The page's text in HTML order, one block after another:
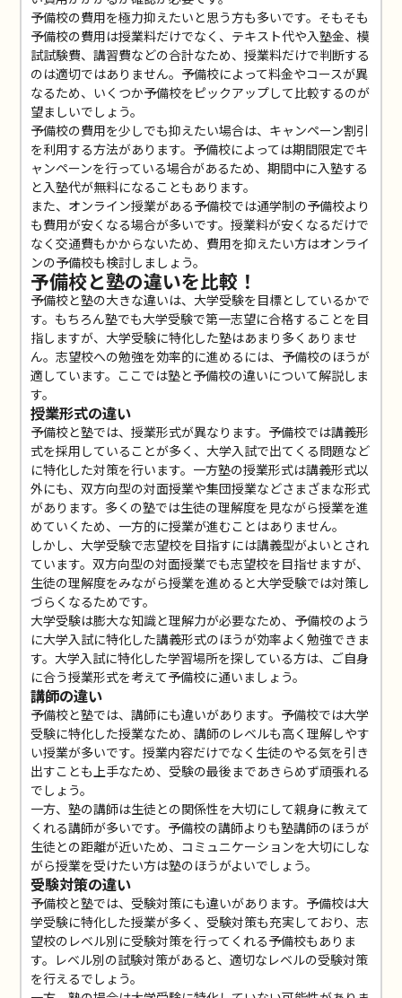
予備校の費用を極力抑えたいと思う方も多いです。そもそも
予備校の費用は授業料だけでなく、テキスト代や入塾金、模
試試験費、講習費などの合計なため、授業料だけで判断する
のは適切ではありません。予備校によって料金やコースが異
なるため、いくつか予備校をピックアップして比較するのが
望ましいでしょう。
予備校の費用を少しでも抑えたい場合は、キャンペーン割引
を利用する方法があります。予備校によっては期間限定でキ
ャンペーンを行っている場合があるため、期間中に入塾する
と入塾代が無料になることもあります。
また、オンライン授業がある予備校では通学制の予備校より
も費用が安くなる場合が多いです。授業料が安くなるだけで
なく交通費もかからないため、費用を抑えたい方はオンライ
ンの予備校も検討しましょう。
予備校と塾の違いを比較！
予備校と塾の大きな違いは、大学受験を目標としているかで
す。もちろん塾でも大学受験で第一志望に合格することを目
指しますが、大学受験に特化した塾はあまり多くありませ
ん。志望校への勉強を効率的に進めるには、予備校のほうが
適しています。ここでは塾と予備校の違いについて解説しま
す。
授業形式の違い
予備校と塾では、授業形式が異なります。予備校では講義形
式を採用していることが多く、大学入試で出てくる問題など
に特化した対策を行います。一方塾の授業形式は講義形式以
外にも、双方向型の対面授業や集団授業などさまざまな形式
があります。多くの塾では生徒の理解度を見ながら授業を進
めていくため、一方的に授業が進むことはありません。
しかし、大学受験で志望校を目指すには講義型がよいとされ
ています。双方向型の対面授業でも志望校を目指せますが、
生徒の理解度をみながら授業を進めると大学受験では対策し
づらくなるためです。
大学受験は膨大な知識と理解力が必要なため、予備校のよう
に大学入試に特化した講義形式のほうが効率よく勉強できま
す。大学入試に特化した学習場所を探している方は、ご自身
に合う授業形式を考えて予備校に通いましょう。
講師の違い
予備校と塾では、講師にも違いがあります。予備校では大学
受験に特化した授業なため、講師のレベルも高く理解しやす
い授業が多いです。授業内容だけでなく生徒のやる気を引き
出すことも上手なため、受験の最後まであきらめず頑張れる
でしょう。
一方、塾の講師は生徒との関係性を大切にして親身に教えて
くれる講師が多いです。予備校の講師よりも塾講師のほうが
生徒との距離が近いため、コミュニケーションを大切にしな
がら授業を受けたい方は塾のほうがよいでしょう。
受験対策の違い
予備校と塾では、受験対策にも違いがあります。予備校は大
学受験に特化した授業が多く、受験対策も充実しており、志
望校のレベル別に受験対策を行ってくれる予備校もありま
す。レベル別の試験対策があると、適切なレベルの受験対策
を行えるでしょう。